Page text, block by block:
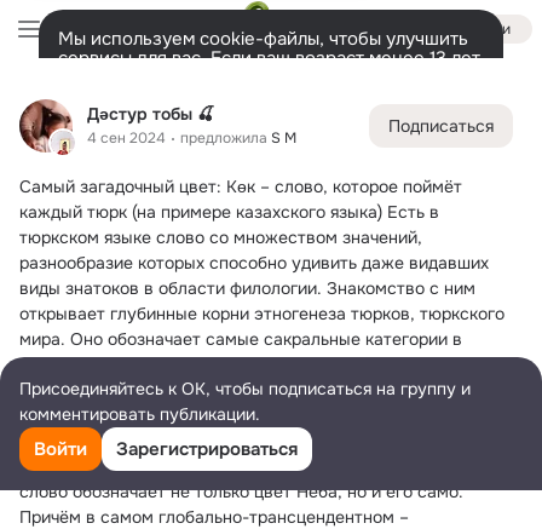
Дəстур тобы 🍒
4 сен 2024 предложила S M
Подписаться
Самый загадочный цвет: Көк – слово, которое поймёт
каждый тюрк (на примере казахского языка) Есть в
тюркском языке слово со множеством значений,
разнообразие которых способно удивить даже видавших
виды знатоков в области филологии. Знакомство с ним
открывает глубинные корни этногенеза тюрков, тюркского
мира. Оно обозначает самые сакральные категории в
мировосприятии тюркских народов и в тоже время передаёт
оттенки самых приземленных понятий. Это слово – Көк. Оно
– словно высокая гора, которая после преодоления долгого
пути по её склону восхищает своей вершиной. Да берите
ещё выше: оно – само Небо. Ведь в тюркских языках это
слово обозначает не только цвет Неба, но и его само.
Причём в самом глобально-трансцендентном –
Войти
Мы используем cookie-файлы, чтобы улучшить
сервисы для вас. Если ваш возраст менее 13 лет,
представитель.
Разрешить все Настроить
Лента Участники 53K Темы 51K Ещё
Дополнительная
колонка
Всё51 336 Обсуждаемые
Присоединяйтесь к ОК, чтобы подписаться на группу и
комментировать публикации.
Войти Зарегистрироваться